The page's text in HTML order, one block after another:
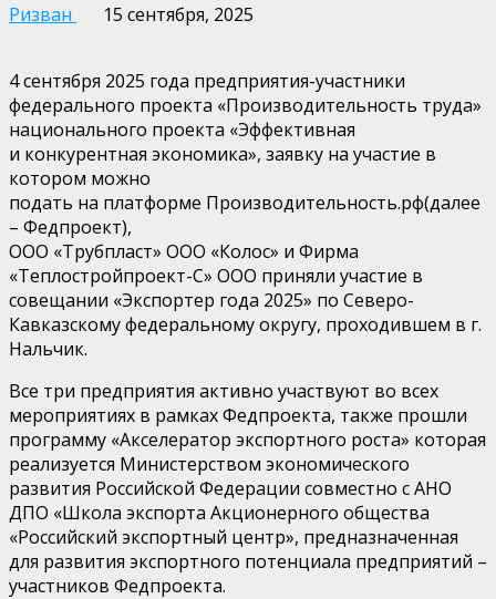
Ризван 15 сентября, 2025
4сентября 2025 года предприятия-участники
федерального проекта «Производительность труда»
национального проекта «Эффективная
и конкурентная экономика», заявку на участие в
котором можно
подать на платформе Производительность.рф(далее
– Федпроект),
ООО «Трубпласт» ООО «Колос» и Фирма
«Теплостройпроект-С» ООО приняли участие в
совещании «Экспортер года 2025» по Северо-
Кавказскомуфедеральномуокругу, проходившем в г.
Нальчик.
Все три предприятия активно участвуют во всех
мероприятиях в рамках Федпроекта, также прошли
программу «Акселератор экспортного роста» которая
реализуется Министерством экономического
развития Российской Федерации совместно с АНО
ДПО «Школа экспорта Акционерного общества
«Российский экспортный центр», предназначенная
для развития экспортного потенциала предприятий –
участников Федпроекта.